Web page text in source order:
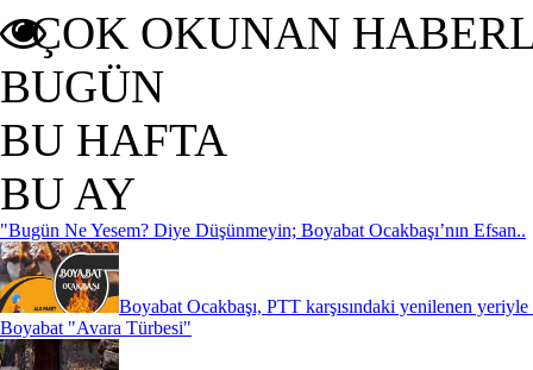
ÇOK OKUNAN
BUGÜN
BU HAFTA
BU AY
"Bugün Ne Yesem? Diye Düşünmeyin; Boyabat Ocakbaşı’nın Efsan..
Boyabat Ocakbaşı, PTT karşısındaki yenilenen
Boyabat "Avara Türbesi"